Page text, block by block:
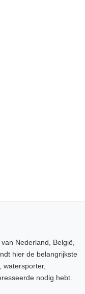
Nederland, België,
hier de belangrijkste
watersporter,
nodig hebt.